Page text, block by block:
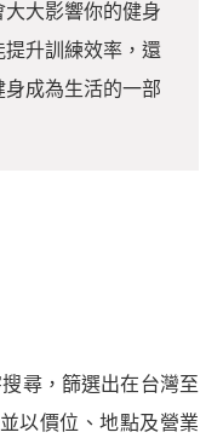
大影響你的健身
升訓練效率，還
成為生活的一部
尋，篩選出在台灣至
以價位、地點及營業